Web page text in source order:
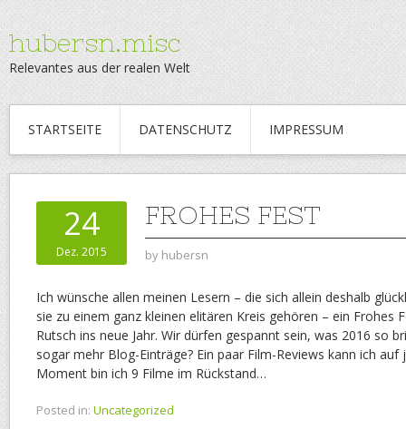
hubersn.misc
Relevantes aus der realen Welt
STARTSEITE DATENSCHUTZ IMPRESSUM
24
Dez. 2015
FROHES FEST
by hubersn
Ich wünsche allen meinen Lesern – die sich allein deshalb
sie zu einem ganz kleinen elitären Kreis gehören – ein Frohes
Rutsch ins neue Jahr. Wir dürfen gespannt sein, was 2016 so
sogar mehr Blog-Einträge? Ein paar Film-Reviews kann ich auf
Moment bin ich 9 Filme im Rückstand…
Posted in: Uncategorized